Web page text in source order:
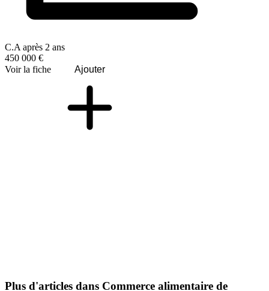
C.A après 2 ans
450 000 €
Voir la fiche
Ajouter
Plus d'articles dans Commerce alimentaire de